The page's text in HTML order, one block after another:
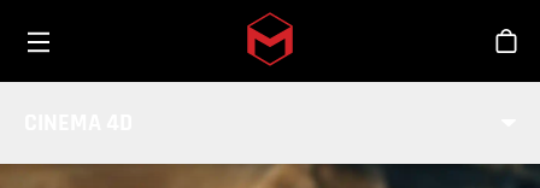
Skip to main content